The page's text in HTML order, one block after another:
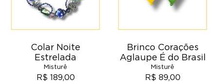
Colar Noite
Estrelada
Misturê
R$ 189,00
Brinco Corações
Aglaupe É do Brasil
Misturê
R$ 89,00